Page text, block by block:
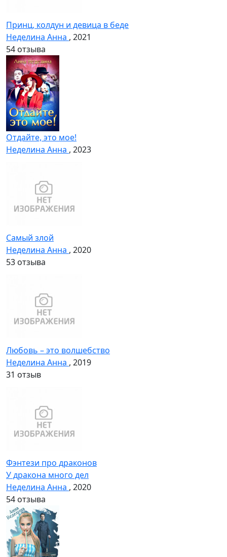
Принц, колдун и девица в беде
Неделина Анна , 2021
54 отзыва
Отдайте, это мое!
Неделина Анна , 2023
Самый злой
Неделина Анна , 2020
53 отзыва
Любовь – это волшебство
Неделина Анна , 2019
31 отзыв
Фэнтези про драконов
У дракона много дел
Неделина Анна , 2020
54 отзыва